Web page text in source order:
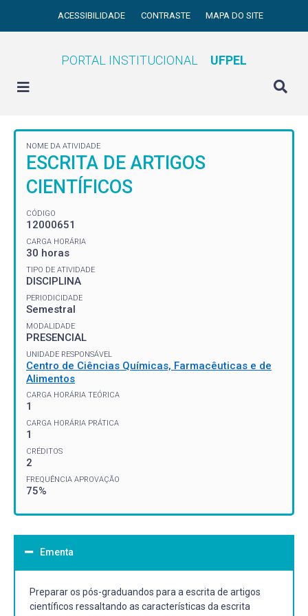
ACESSIBILIDADE CONTRASTE MAPA DO SITE
PORTAL INSTITUCIONAL UFPEL
NOME DA ATIVIDADE
ESCRITA DE ARTIGOS
CIENTÍFICOS
CÓDIGO
12000651
CARGA HORÁRIA
30 horas
TIPO DE ATIVIDADE
DISCIPLINA
PERIODICIDADE
Semestral
MODALIDADE
PRESENCIAL
UNIDADE RESPONSÁVEL
Centro de Ciências Químicas, Farmacêuticas e de
Alimentos
CARGA HORÁRIA TEÓRICA
1
CARGA HORÁRIA PRÁTICA
1
CRÉDITOS
2
FREQUÊNCIA APROVAÇÃO
75%
Ementa
Preparar os pós-graduandos para a escrita de artigos
científicos ressaltando as características da escrita